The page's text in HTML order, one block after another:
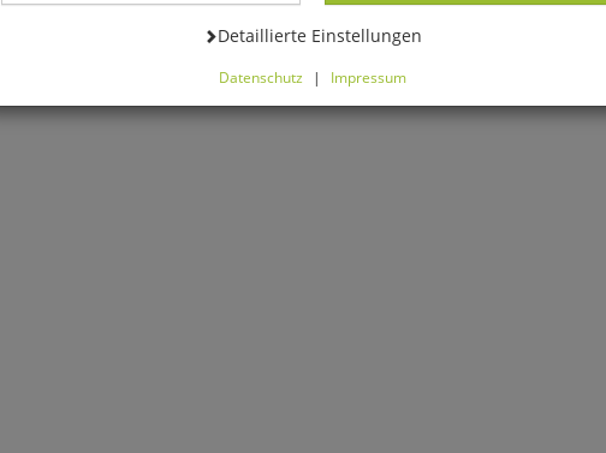
Datenverarbeitung -
Detaillierte Einstellungen
Datenschutz | Impressum
Cookies ablehnen, wird Ihr Besuch nur mit zwingend notwendigen Cookies